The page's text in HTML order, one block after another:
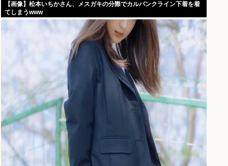
【画像】松本いちかさん、メスガキの分際でカルバンクライン下着を着
てしまうwww